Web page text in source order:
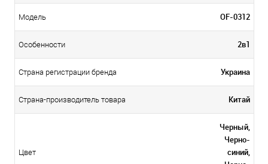
Модель OF-0312
Особенности 2в1
Страна регистрации бренда Украина
Страна-производитель товара Китай
Цвет
Черный,
Черно-
синий,